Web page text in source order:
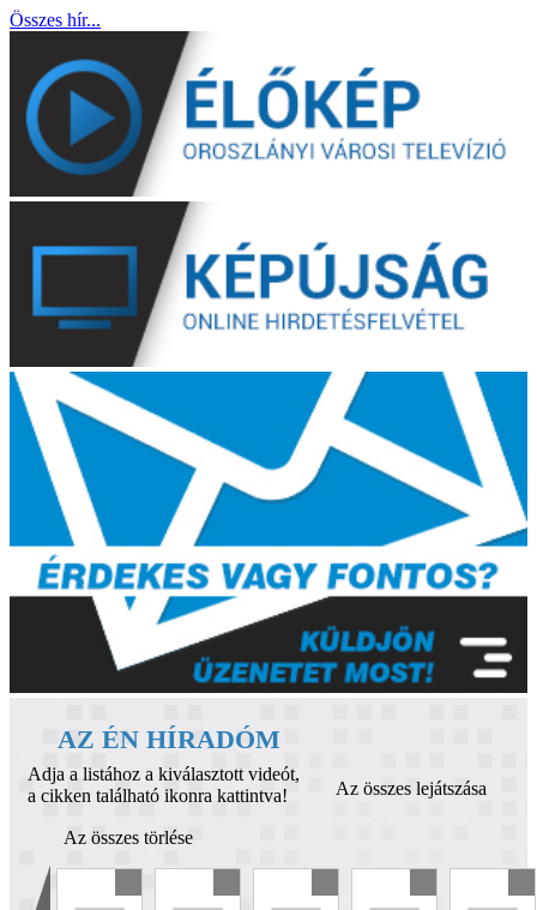
Összes hír...
AZ ÉN HÍRADÓM
Adja a listához a kiválasztott videót,
a cikken található ikonra kattintva!
Az összes lejátszása
Az összes törlése